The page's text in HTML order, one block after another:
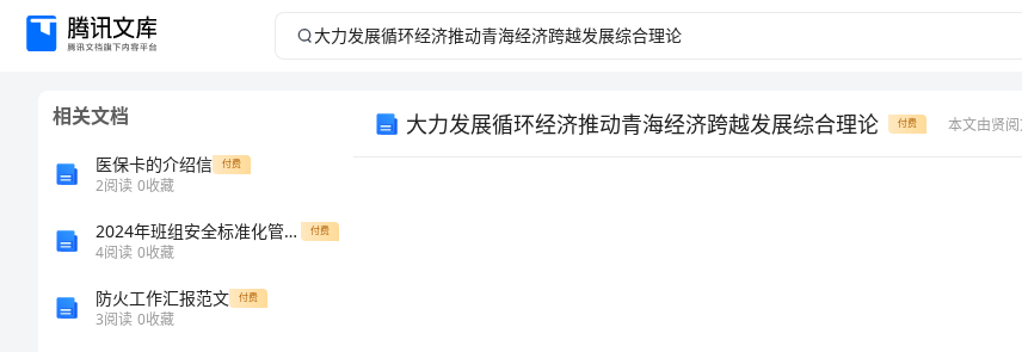
大
相关文档
医保卡的介绍信 付费
2阅读 0收藏
2024年班组安全标准化管理实施细则 付费
4阅读 0收藏
防火工作汇报范文 付费
3阅读 0收藏
大力发展循环经济推动青海经济跨越发展综合理论 付费 本文由贤